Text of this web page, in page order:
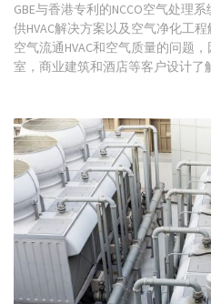
GBE与香港专利的NCCO空气处理
供HVAC解决方案以及空气净化工
空气流通HVAC和空气质量的问题
室，商业建筑和酒店等客户设计了